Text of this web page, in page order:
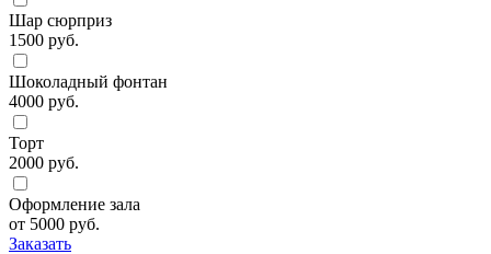
Шар сюрприз
1500 руб.
Шоколадный фонтан
4000 руб.
Торт
2000 руб.
Оформление зала
от 5000 руб.
Заказать